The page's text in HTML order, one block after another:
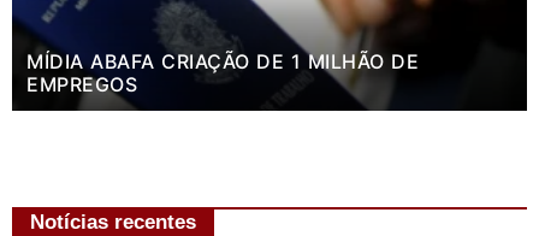
MÍDIA ABAFA CRIAÇÃO DE 1 MILHÃO DE
EMPREGOS
Notícias recentes